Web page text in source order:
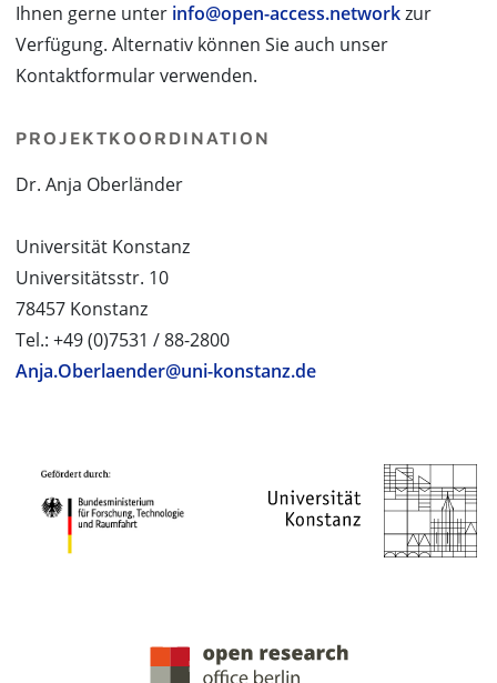
Ihnen gerne unter info@open-access.networkzur
Verfügung. Alternativ können Sie auch unser
Kontaktformular verwenden.
PROJEKTKOORDINATION
Dr. Anja Oberländer
Universität Konstanz
Universitätsstr. 10
78457 Konstanz
Tel.: +49 (0)7531 / 88-2800
Anja.Oberlaender@uni-konstanz.de